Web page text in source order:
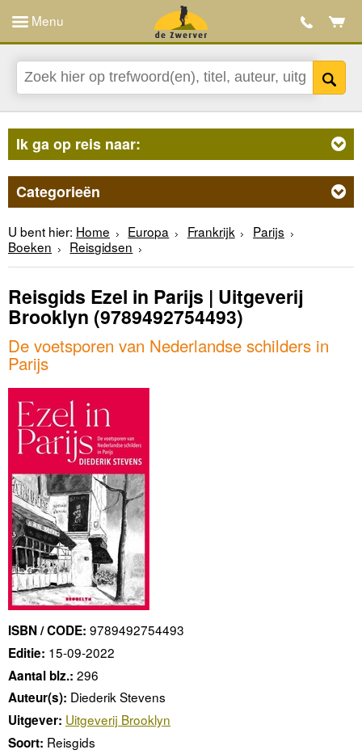
Menu
Ik ga op reis naar:
Categorieën
U bent hier: Home Europa Frankrijk
Parijs
Boeken
Reisgidsen
Reisgids Ezel in Parijs | Uitgeverij
Brooklyn (9789492754493)
De voetsporen van Nederlandse schilders in
Parijs
ISBN / CODE: 9789492754493
Editie: 15-09-2022
Aantal blz.: 296
Auteur(s): Diederik Stevens
Uitgever: Uitgeverij Brooklyn
Soort: Reisgids